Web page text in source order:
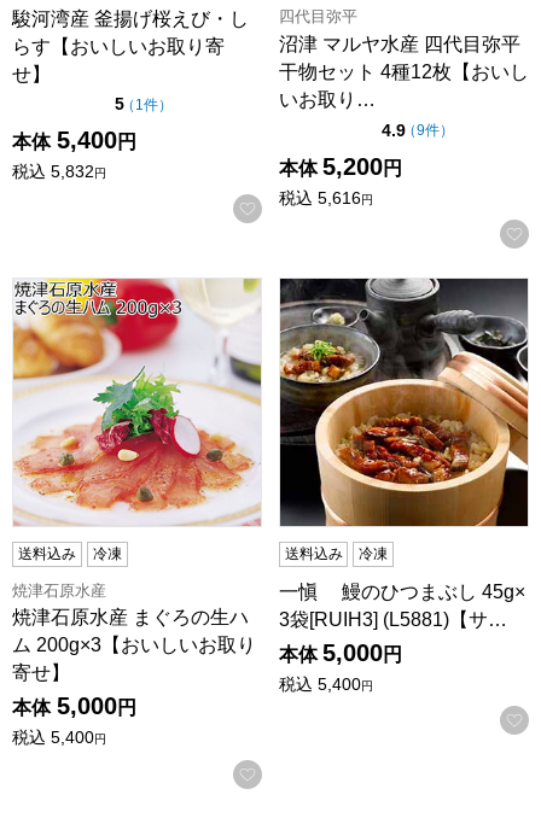
駿河湾産 釜揚げ桜えび・し
らす【おいしいお取り寄
せ】
5点（5点満点中）
（ 1件の評価
）
本体 5,400円
税込 5,832円
お気に入りに登録する
四代目弥平
沼津 マルヤ水産 四代目弥平
干物セット 4種12枚【おいし
いお取り…
4.9点（5点満点中）
（9件の評価
）
本体 5,200円
税込 5,616円
焼津石原水産 まぐろの生ハム 200g×3【おいしいお取り寄せ
送料込み 冷凍
焼津石原水産
焼津石原水産 まぐろの生ハ
ム 200g×3【おいしいお取り
寄せ】
本体 5,000円
税込 5,400円
お気に入りに登録する
一愼 鰻のひつまぶし 45g×3
送料込み 冷凍
一愼 鰻のひつまぶし 45g×
3袋[RUIH3] (L5881)【サ…
本体 5,000円
税込 5,400円